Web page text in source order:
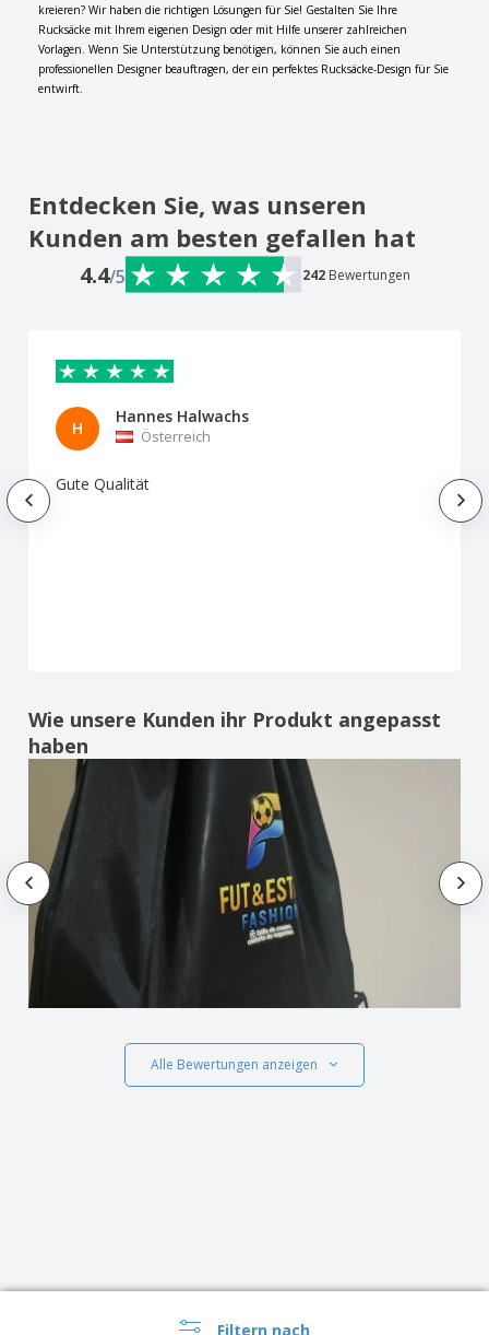
Filtern nach
kreieren? Wir haben die richtigen Lösungen für Sie! Gestalten Sie Ihre
Rucksäcke mit Ihrem eigenen Design oder mit Hilfe unserer zahlreichen
Vorlagen. Wenn Sie Unterstützung benötigen, können Sie auch einen
professionellen Designer beauftragen, der ein perfektes Rucksäcke-Design für Sie
entwirft.
Entdecken Sie, was unseren
Kunden am besten gefallen hat
4.4/5 242 Bewertungen
H
Hannes Halwachs
Österreich
Gute Qualität
Wie unsere Kunden ihr Produkt angepasst
haben
Alle Bewertungen anzeigen